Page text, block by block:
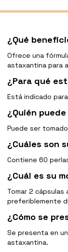
¿Qué
Ofrece una
astaxantina para
¿Para qué
Está indicado
¿Quién
Puede ser
¿Cuáles son
Contiene 60
¿Cuál es su
Tomar 2 cápsulas
preferiblemente
¿Cómo se
Se presenta en
astaxantina.